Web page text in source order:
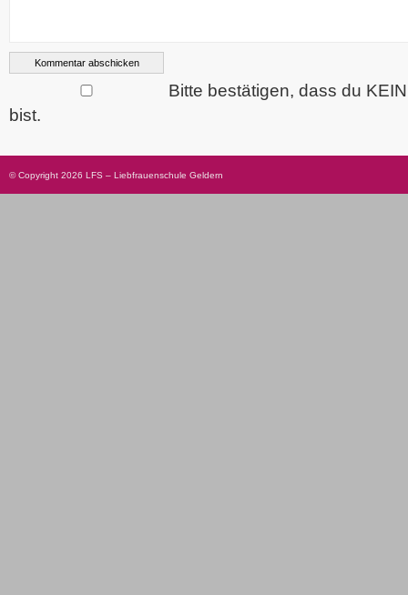
Bitte bestätigen, dass du
bist.
© Copyright 2026 LFS – Liebfrauenschule Geldern